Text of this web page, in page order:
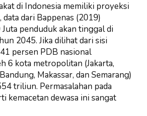
di Indonesia memiliki proyeksi
dari Bappenas (2019)
penduduk akan tinggal di
2045. Jika dilihat dari sisi
persen PDB nasional
6 kota metropolitan (Jakarta,
Makassar, dan Semarang)
triliun. Permasalahan pada
kemacetan dewasa ini sangat